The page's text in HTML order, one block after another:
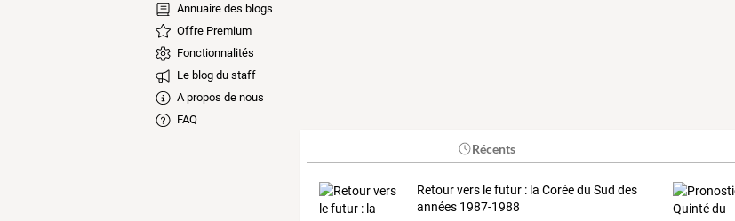
Annuaire des blogs
Offre Premium
Fonctionnalités
Le blog du staff
A propos de nous
FAQ
Récents
Retour vers le futur : la Corée du Sud des
années 1987-1988